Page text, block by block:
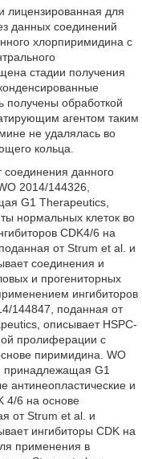
лицензированная для
данных соединений
хлорпиримидина с
стадии получения
получены обработкой
агентом таким
не удалялась во
кольца.
соединения данного
2014/144326,
G1 Therapeutics,
нормальных клеток во
CDK4/6 на
от Strum et al. и
соединения и
и прогениторных
ингибиторов
144847, поданная от
описывает HSPC-
пролиферации с
пиримидина. WO
принадлежащая G1
антинеопластические и
4/6 на основе
от Strum et al. и
ингибиторы CDK на
применения в